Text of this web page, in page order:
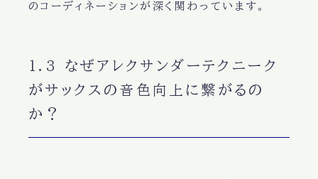
のコーディネーションが深く関わっています。
1.3 なぜアレクサンダーテクニーク
がサックスの音色向上に繋がるの
か？